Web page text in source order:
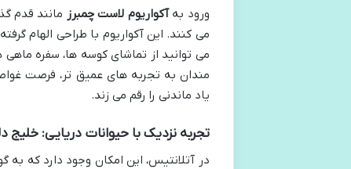
ورود بهآکواریوم لاست چمبرز مانند قدم
می کنند. این آکواریوم با طراحی الهام
می توانید از تماشای کوسه ها، سفره ماهی
مندان به تجربه های عمیق تر، فرصت
یاد ماندنی را رقم می زند.
تجربه نزدیک با حیوانات دریایی:
در آتلانتیس، این امکان وجود دارد که به